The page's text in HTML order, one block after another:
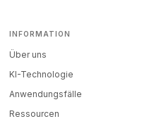
INFORMATION
Über uns
KI-Technologie
Anwendungsfälle
Ressourcen